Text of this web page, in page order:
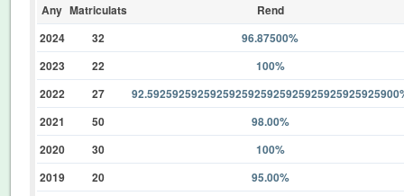
Any Matriculats
Rend
2024
32
96.87500%
2023
22
100%
2022
27
2021
50
98.00%
2020
30
100%
2019
20
95.00%